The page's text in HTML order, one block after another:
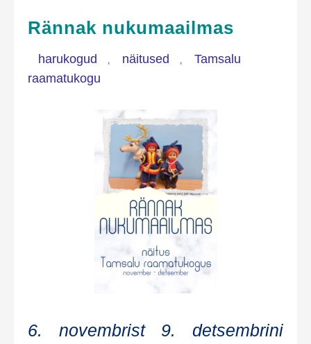
Rännak nukumaailmas
harukogud näitused
Tamsalu
raamatukogu
6. novemb­rist 9. det­semb­ri­ni